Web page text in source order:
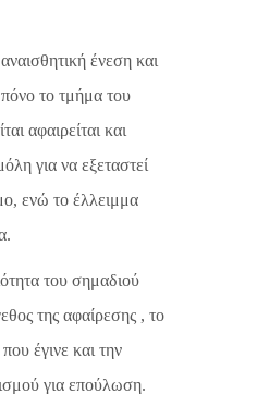
ένεση και
το τμήμα του
αφαιρείται και
για να εξεταστεί
ενώ το έλλειμμα
του σημαδιού
της αφαίρεσης , το
έγινε και την
για επούλωση.